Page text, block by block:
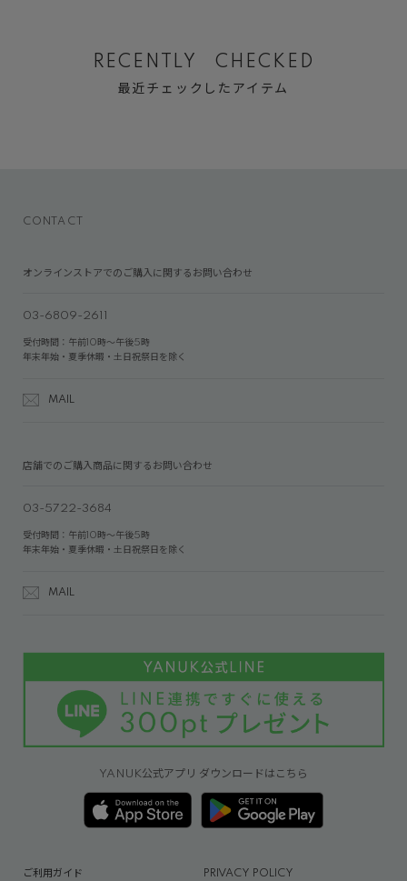
RECENTLY CHECKED
最近チェックしたアイテム
CONTACT
オンラインストアでのご購入に関するお問い合わせ
03-6809-2611
受付時間：午前10時～午後5時
年末年始・夏季休暇・土日祝祭日を除く
MAIL
店舗でのご購入商品に関するお問い合わせ
03-5722-3684
受付時間：午前10時～午後5時
年末年始・夏季休暇・土日祝祭日を除く
MAIL
YANUK公式アプリ ダウンロードはこちら
ご利用ガイド PRIVACY POLICY